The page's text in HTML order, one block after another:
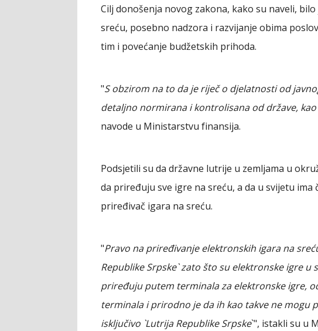
Cilj donošenja novog zakona, kako su naveli,
sreću, posebno nadzora i razvijanje obima
tim i povećanje budžetskih prihoda.
"S obzirom na to da je riječ o djelatnosti od
detaljno normirana i kontrolisana od države,
navode u Ministarstvu finansija.
Podsjetili su da državne lutrije u zemljama u
da priređuju sve igre na sreću, a da u svijetu ima
priređivač igara na sreću.
"Pravo na priređivanje elektronskih igara na
Republike Srpske` zato što su elektronske igre
priređuju putem terminala za elektronske igre,
terminala i prirodno je da ih kao takve ne mogu
isključivo `Lutrija Republike Srpske`", istakli su u